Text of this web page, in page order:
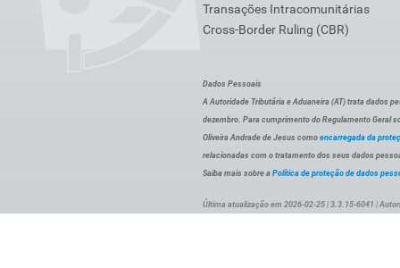
Transações Intracomunitárias
Cross-Border Ruling (CBR)
Dados Pessoais
A Autoridade Tributária e Aduaneira (AT) trata dados
dezembro. Para cumprimento do Regulamento Geral
Oliveira Andrade de Jesus como encarregada da
relacionadas com o tratamento dos seus dados
Saiba mais sobre a Política de proteção de dados
Última atualização em 2026-02-25 | 3.3.15-6041 |